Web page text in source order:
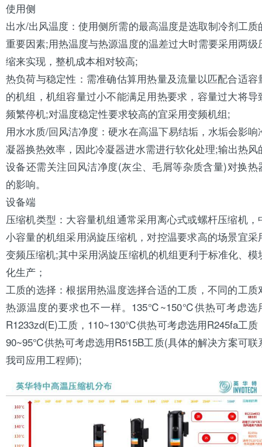
使用侧
出水/出风温度：使用侧所需的最高温度是选取制冷剂工质
重要因素;用热温度与热源温度的温差过大时需要采用两级
缩来实现，整机成本相对较高;
热负荷与稳定性：需准确估算用热量及流量以匹配合适容
的机组，机组容量过小不能满足用热要求，容量过大将导
频繁停机;对温度稳定性要求较高的宜采用变频机组;
用水水质/回风洁净度：硬水在高温下易结垢，水垢会影响
凝器换热效率，因此冷凝器进水需进行软化处理;输出热风
设备还需关注回风洁净度(灰尘、毛屑等杂质含量)对换热
的影响。
设备端
压缩机类型：大容量机组通常采用离心式或螺杆压缩机，
小容量的机组采用涡旋压缩机，对控温要求高的场景宜采
变频压缩机;其中采用涡旋压缩机的机组更利于标准化、模
化生产；
工质的选择：根据用热温度选择合适的工质，不同的工质
热源温度的要求也不一样。135℃~150℃供热可考虑选
R1233zd(E)工质，110~130℃供热可考虑选用R245fa工质
90~95℃供热可考虑选用R515B工质(具体的解决方案可联
我司应用工程师);